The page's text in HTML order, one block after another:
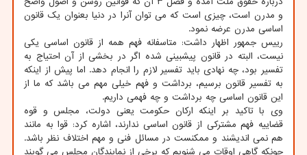
و مدرن است، چیزی است که می توان آنرا در دنیا بعنوان یک قانون
اساسی مدرن عرضه نمود.
رییس جمهور اظهار داشت: متاسفانه فهم همه از قانون اساسی یکی
نیست، البته در قانون پیشبینی شده اگر در بخشی از آن احتیاج به
تفسیر بود، چه نهادی باید تفسیر لازم را انجام دهد. اما پیش از اینکه
به تفسیر قانون برسیم، برداشت و فهم خیلی مهم می باشد که ما از
این قانون اساسی چه برداشت و چه فهمی داریم.
وی با تاکید بر اینکه ارکان حکومت یعنی دولت، مجلس و قوه
قضاییه فهم مشترکی از قانون اساسی ندارند، اشاره کرد: قوا به مانند
هم نمی اندیشند و ممکنست در مسائل فنی و مهم اختلاف نظر باشد.
چونکه گاهی اوقات می شنویم که برخی از نمایندگان مجلس می گویند